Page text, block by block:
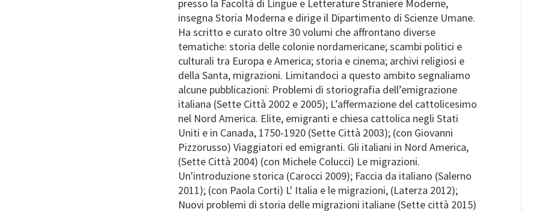
presso la Facoltà di Lingue e Letterature Straniere Moderne,
insegna Storia Moderna e dirige il Dipartimento di Scienze Umane.
Ha scritto e curato oltre 30 volumi che affrontano diverse
tematiche: storia delle colonie nordamericane; scambi politici e
culturali tra Europa e America; storia e cinema; archivi religiosi e
della Santa, migrazioni. Limitandoci a questo ambito segnaliamo
alcune pubblicazioni: Problemi di storiografia dell’emigrazione
italiana (Sette Città 2002 e 2005); L’affermazione del cattolicesimo
nel Nord America. Elite, emigranti e chiesa cattolica negli Stati
Uniti e in Canada, 1750-1920 (Sette Città 2003); (con Giovanni
Pizzorusso) Viaggiatori ed emigranti. Gli italiani in Nord America,
(Sette Città 2004) (con Michele Colucci) Le migrazioni.
Un'introduzione storica (Carocci 2009); Faccia da italiano (Salerno
2011); (con Paola Corti) L' Italia e le migrazioni, (Laterza 2012);
Nuovi problemi di storia delle migrazioni italiane (Sette città 2015)